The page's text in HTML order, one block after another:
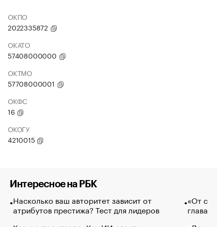
ОКПО
2022335872
ОКАТО
57408000000
ОКТМО
57708000001
ОКФС
16
ОКОГУ
4210015
Интересное на РБК
Насколько ваш авторитет зависит от
атрибутов престижа? Тест для лидеров
«От
глава